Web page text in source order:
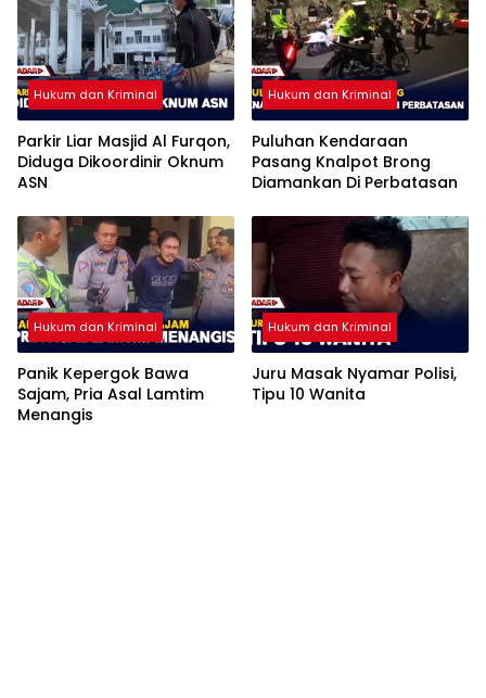
Hukum dan Kriminal
Parkir Liar Masjid Al Furqon,
Diduga Dikoordinir Oknum
ASN
Hukum dan Kriminal
Puluhan Kendaraan
Pasang Knalpot Brong
Diamankan Di Perbatasan
Hukum dan Kriminal
Panik Kepergok Bawa
Sajam, Pria Asal Lamtim
Menangis
Hukum dan Kriminal
Juru Masak Nyamar Polisi,
Tipu 10 Wanita